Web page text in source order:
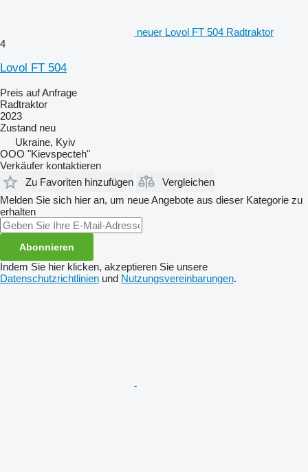
neuer Lovol FT 504 Radtraktor
4
Lovol FT 504
Preis auf Anfrage
Radtraktor
2023
Zustand neu
Ukraine, Kyiv
OOO "Kievspecteh"
Verkäufer kontaktieren
Zu Favoriten hinzufügen
Vergleichen
Melden Sie sich hier an, um neue Angebote aus dieser Kategorie zu
erhalten
Abonnieren
Indem Sie hier klicken, akzeptieren Sie unsere
Datenschutzrichtlinien und Nutzungsvereinbarungen.